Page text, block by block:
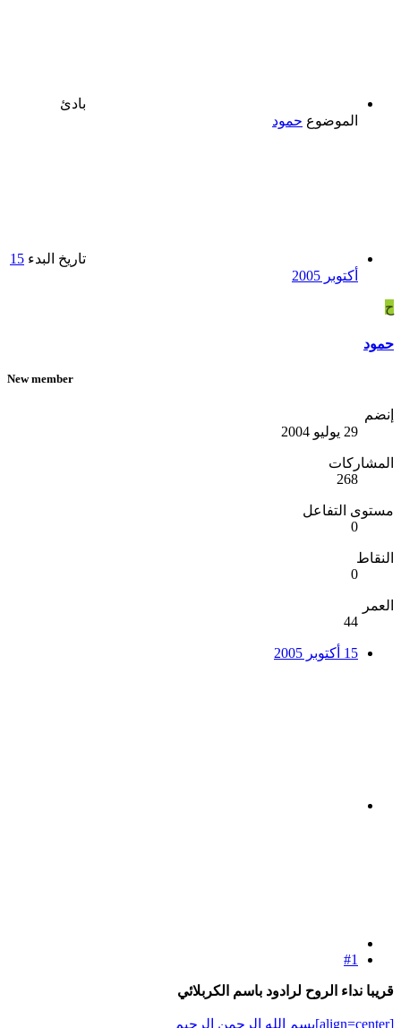
بادئ
الموضوع حمود
تاريخ البدء 15
أكتوبر 2005
ح
حمود
New member
إنضم
29 يوليو 2004
المشاركات
268
مستوى التفاعل
0
النقاط
0
العمر
44
15 أكتوبر 2005
#1
قريبا نداء الروح لرادود باسم الكربلائي
[align=center]بسم الله الرحمن الرحيم